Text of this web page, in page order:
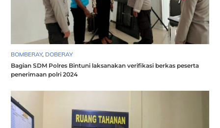
BOMBERAY, DOBERAY
Bagian SDM Polres Bintuni laksanakan verifikasi berkas peserta
penerimaan polri 2024